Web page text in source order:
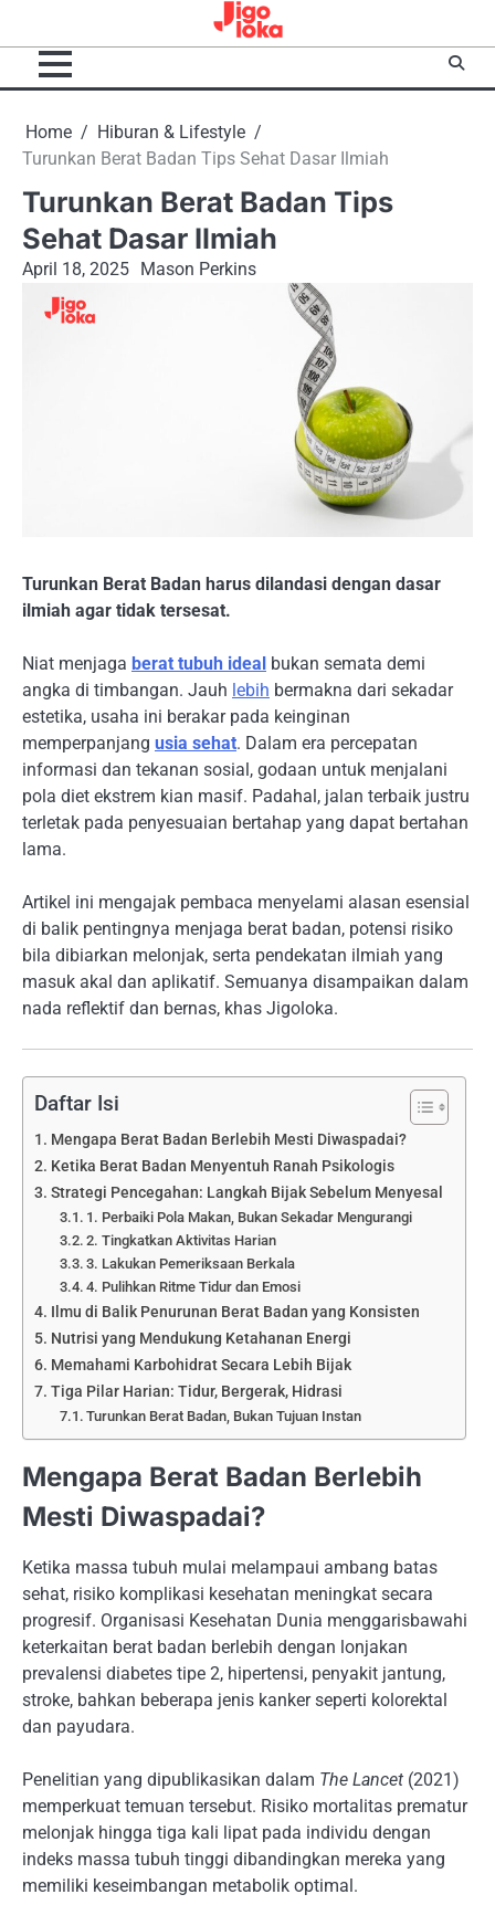
content
Home
Hiburan & Lifestyle
Turunkan Berat Badan Tips Sehat Dasar Ilmiah
Turunkan Berat Badan Tips
Sehat Dasar Ilmiah
April 18, 2025 Mason Perkins
Turunkan Berat Badan harus dilandasi dengan dasar
ilmiah agar tidak tersesat.
Niat menjaga berat tubuh ideal bukan semata demi
angka di timbangan. Jauh lebih bermakna dari sekadar
estetika, usaha ini berakar pada keinginan
memperpanjang usia sehat. Dalam era percepatan
informasi dan tekanan sosial, godaan untuk menjalani
pola diet ekstrem kian masif. Padahal, jalan terbaik justru
terletak pada penyesuaian bertahap yang dapat bertahan
lama.
Artikel ini mengajak pembaca menyelami alasan esensial
di balik pentingnya menjaga berat badan, potensi risiko
bila dibiarkan melonjak, serta pendekatan ilmiah yang
masuk akal dan aplikatif. Semuanya disampaikan dalam
nada reflektif dan bernas, khas Jigoloka.
Daftar Isi
Mengapa Berat Badan Berlebih Mesti Diwaspadai?
Ketika Berat Badan Menyentuh Ranah Psikologis
Strategi Pencegahan: Langkah Bijak Sebelum Menyesal
1. Perbaiki Pola Makan, Bukan Sekadar Mengurangi
2. Tingkatkan Aktivitas Harian
3. Lakukan Pemeriksaan Berkala
4. Pulihkan Ritme Tidur dan Emosi
Ilmu di Balik Penurunan Berat Badan yang Konsisten
Nutrisi yang Mendukung Ketahanan Energi
Memahami Karbohidrat Secara Lebih Bijak
Tiga Pilar Harian: Tidur, Bergerak, Hidrasi
Turunkan Berat Badan, Bukan Tujuan Instan
Mengapa Berat Badan Berlebih
Mesti Diwaspadai?
Ketika massa tubuh mulai melampaui ambang batas
sehat, risiko komplikasi kesehatan meningkat secara
progresif. Organisasi Kesehatan Dunia menggarisbawahi
keterkaitan berat badan berlebih dengan lonjakan
prevalensi diabetes tipe 2, hipertensi, penyakit jantung,
stroke, bahkan beberapa jenis kanker seperti kolorektal
dan payudara.
Penelitian yang dipublikasikan dalam The Lancet (2021)
memperkuat temuan tersebut. Risiko mortalitas prematur
melonjak hingga tiga kali lipat pada individu dengan
indeks massa tubuh tinggi dibandingkan mereka yang
memiliki keseimbangan metabolik optimal.